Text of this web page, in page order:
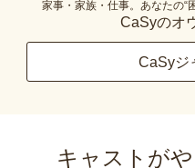
家事・家族・仕事。あなたの“
CaSyのオ
CaSyジ
キャストが